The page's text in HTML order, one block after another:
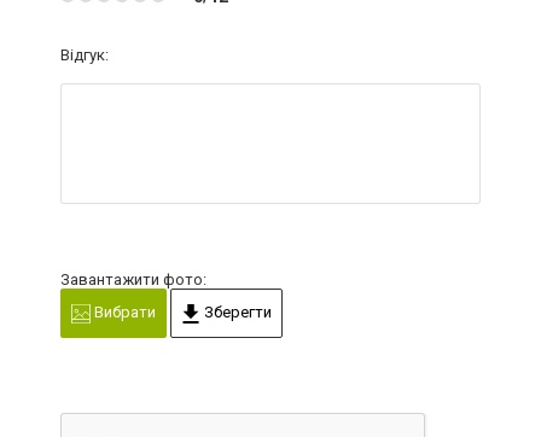
Відгук:
Завантажити фото:
Вибрати
Зберегти